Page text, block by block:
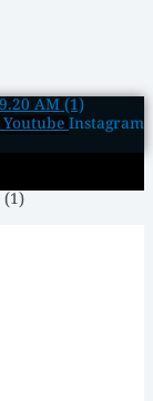
Youtube Instagram